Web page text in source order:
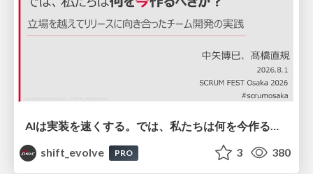
AIは実装を速くする。では、私たちは何を今作るべきか？－立場を越えてリリースに向き合ったチーム開発の実践 / 20260801 Hiromi Nakaya and Naoki Takahashi
shift_evolve
PRO 3 380